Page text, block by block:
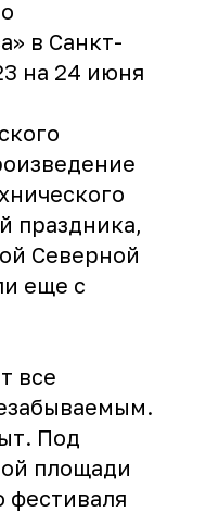
в Санкт-
на 24 июня
праздника,
Северной
еще с
все
Под
площади
фестиваля